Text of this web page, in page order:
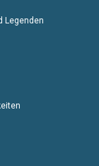
Legenden